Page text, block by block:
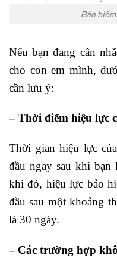
Bảo
Nếu bạn đang cân
cho con em mình,
cần lưu ý:
– Thời điểm hiệu lực
Thời gian hiệu lực
đầu ngay sau khi bạn
khi đó, hiệu lực bảo
đầu sau một khoảng
là 30 ngày.
– Các trường hợp